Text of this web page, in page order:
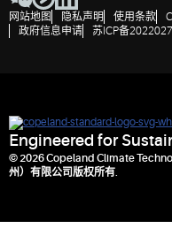
网站地图 隐私声明 使用条款
政府信息申请
苏ICP备
Engineered for
© 2026 Copeland Climate
州）有限公司版权所有.